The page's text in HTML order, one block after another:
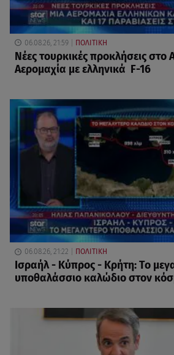
06.08.26, 21:59 ΠΟΛΙΤΙΚΗ
Νέες τουρκικές προκλήσεις στο
Αερομαχία με ελληνικά F-16
06.08.26, 21:22 ΠΟΛΙΤΙΚΗ
Ισραήλ - Κύπρος - Κρήτη: Το
υποθαλάσσιο καλώδιο στον